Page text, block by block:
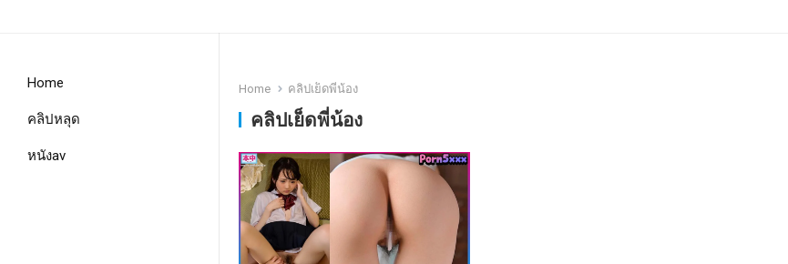
Home
คลิปหลุด
หนังav
Home คลิปเย็ดพี่น้อง
คลิปเย็ดพี่น้อง